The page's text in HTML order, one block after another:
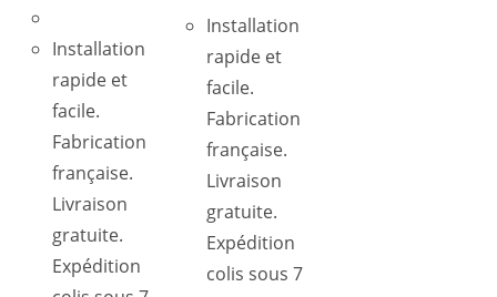
Installation
rapide et
facile.
Fabrication
française.
Livraison
gratuite.
Expédition
Installation
rapide et
facile.
Fabrication
française.
Livraison
gratuite.
Expédition
colis sous 7